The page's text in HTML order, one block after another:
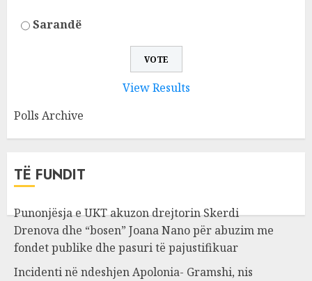
Sarandë
View Results
Polls Archive
TË FUNDIT
Punonjësja e UKT akuzon drejtorin Skerdi
Drenova dhe “bosen” Joana Nano për abuzim me
fondet publike dhe pasuri të pajustifikuar
Incidenti në ndeshjen Apolonia- Gramshi, nis